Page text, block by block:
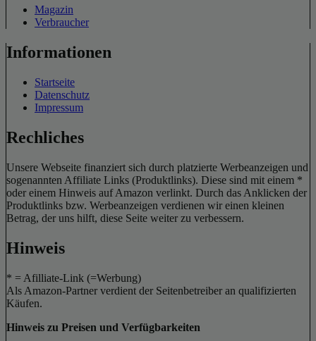
Magazin
Verbraucher
Informationen
Startseite
Datenschutz
Impressum
Rechliches
Unsere Webseite finanziert sich durch platzierte Werbeanzeigen und
sogenannten Affiliate Links (Produktlinks). Diese sind mit einem *
oder einem Hinweis auf Amazon verlinkt. Durch das Anklicken der
Produktlinks bzw. Werbeanzeigen verdienen wir einen kleinen
Betrag, der uns hilft, diese Seite weiter zu verbessern.
Hinweis
* = Afilliate-Link (=Werbung)
Als Amazon-Partner verdient der Seitenbetreiber an qualifizierten
Käufen.
Hinweis zu Preisen und Verfügbarkeiten